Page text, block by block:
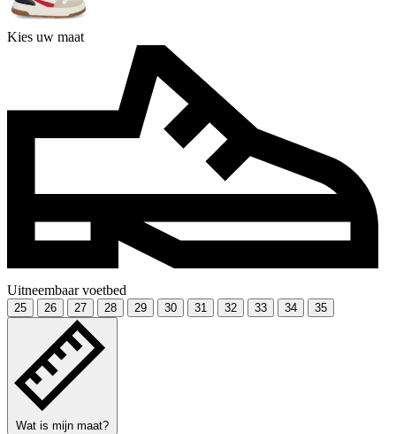
Kies uw maat
Uitneembaar voetbed
25 26 27 28 29 30 31 32 33 34 35
Wat is mijn maat?